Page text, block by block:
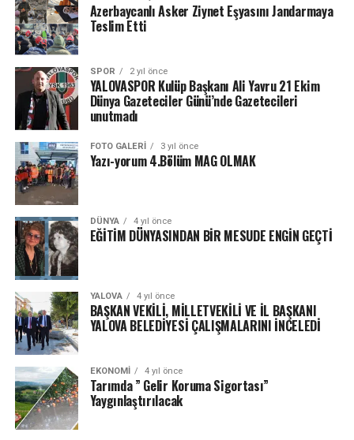
Azerbaycanlı Asker Ziynet Eşyasını Jandarmaya
Teslim Etti
SPOR 2 yıl önce
YALOVASPOR Kulüp Başkanı Ali Yavru 21 Ekim
Dünya Gazeteciler Günü’nde Gazetecileri
unutmadı
FOTO GALERI 3 yıl önce
Yazı-yorum 4.Bölüm MAG OLMAK
DÜNYA 4 yıl önce
EĞİTİM DÜNYASINDAN BİR MESUDE ENGİN GEÇTİ
YALOVA 4 yıl önce
BAŞKAN VEKİLİ, MİLLETVEKİLİ VE İL BAŞKANI
YALOVA BELEDİYESİ ÇALIŞMALARINI İNCELEDİ
EKONOMI 4 yıl önce
Tarımda ” Gelir Koruma Sigortası”
Yaygınlaştırılacak